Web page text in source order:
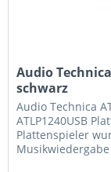
Audio
schwarz
Audio Technica
ATLP1240USB
Plattenspieler